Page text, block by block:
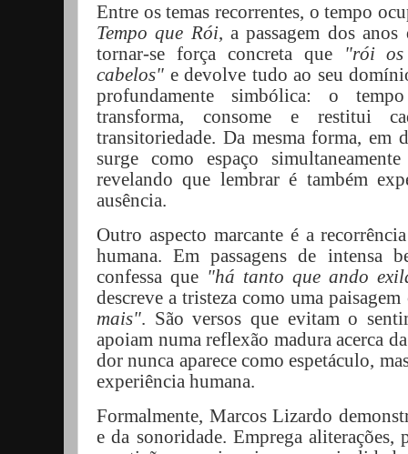
Entre os temas recorrentes, o tempo
Tempo que Rói, a passagem dos
tornar-se força concreta que
"rói os
cabelos" e devolve tudo ao seu
profundamente simbólica: o
transforma, consome e restitui
transitoriedade. Da mesma forma, em
surge como espaço
revelando que lembrar é também
ausência.
Outro aspecto marcante é a
humana. Em passagens de intensa
confessa que "há tanto que ando
descreve a tristeza como uma
mais". São versos que evitam o
apoiam numa reflexão madura acerca
dor nunca aparece como espetáculo,
experiência humana.
Formalmente, Marcos Lizardo
e da sonoridade. Emprega aliterações,